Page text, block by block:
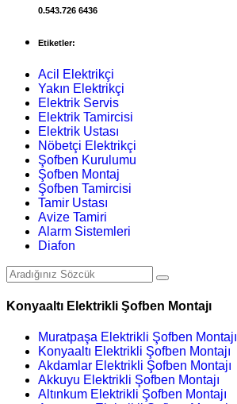
0.543.726 6436
Etiketler:
Acil Elektrikçi
Yakın Elektrikçi
Elektrik Servis
Elektrik Tamircisi
Elektrik Ustası
Nöbetçi Elektrikçi
Şofben Kurulumu
Şofben Montaj
Şofben Tamircisi
Tamir Ustası
Avize Tamiri
Alarm Sistemleri
Diafon
Konyaaltı Elektrikli Şofben Montajı
Muratpaşa Elektrikli Şofben Montajı
Konyaaltı Elektrikli Şofben Montajı
Akdamlar Elektrikli Şofben Montajı
Akkuyu Elektrikli Şofben Montajı
Altınkum Elektrikli Şofben Montajı